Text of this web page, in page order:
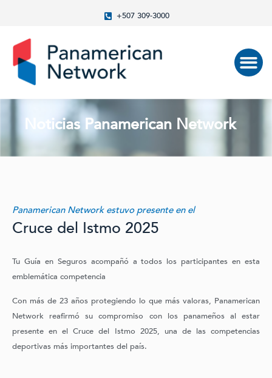
+507 309-3000
Noticias Panamerican Network
Panamerican Network estuvo presente en el
Cruce del Istmo 2025
Tu Guía en Seguros acompañó a todos los participantes en esta
emblemática competencia
Con más de 23 años protegiendo lo que más valoras, Panamerican
Network reafirmó su compromiso con los panameños al estar
presente en el Cruce del Istmo 2025, una de las competencias
deportivas más importantes del país.